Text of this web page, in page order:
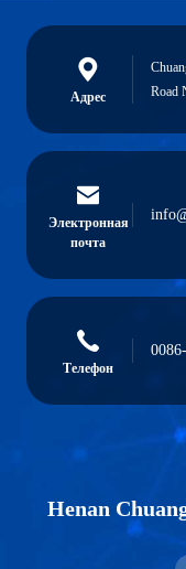
Адрес
Road
Электронная
почта
Телефон
Henan